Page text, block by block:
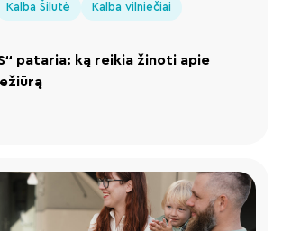
Kalba Šilutė Kalba vilniečiai
pataria: ką reikia žinoti apie